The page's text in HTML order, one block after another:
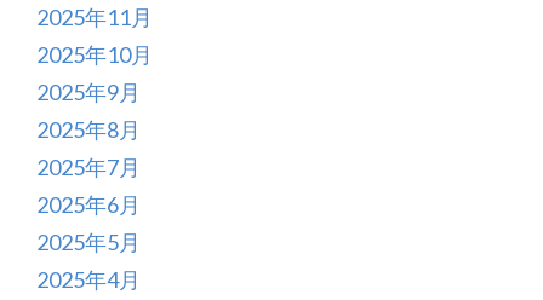
2025年11月
2025年10月
2025年9月
2025年8月
2025年7月
2025年6月
2025年5月
2025年4月